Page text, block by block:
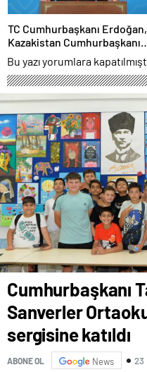
TC Cumhurbaşkanı Erdoğan,
Kazakistan Cumhurbaşkanı
Tokayev ile ortak basın
toplantısında konuştu:
Bu yazı yorumlara
Cumhurbaşkanı
Sanverler
sergisine katıldı
ABONE OL News 23